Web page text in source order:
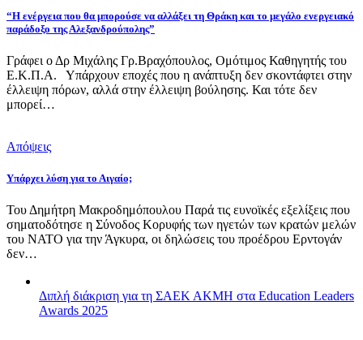
“Η ενέργεια που θα μπορούσε να αλλάξει τη Θράκη και το μεγάλο ενεργειακό
παράδοξο της Αλεξανδρούπολης”
Γράφει ο Δρ Μιχάλης Γρ.Βραχόπουλος, Ομότιμος Καθηγητής του
Ε.Κ.Π.Α. Υπάρχουν εποχές που η ανάπτυξη δεν σκοντάφτει στην
έλλειψη πόρων, αλλά στην έλλειψη βούλησης. Και τότε δεν
μπορεί…
Απόψεις
Υπάρχει λύση για το Αιγαίο;
Του Δημήτρη Μακροδημόπουλου Παρά τις ευνοϊκές εξελίξεις που
σηματοδότησε η Σύνοδος Κορυφής των ηγετών των κρατών μελών
του ΝΑΤΟ για την Άγκυρα, οι δηλώσεις του προέδρου Ερντογάν
δεν…
Διπλή διάκριση για τη ΣΑΕΚ ΑΚΜΗ στα Education Leaders
Awards 2025